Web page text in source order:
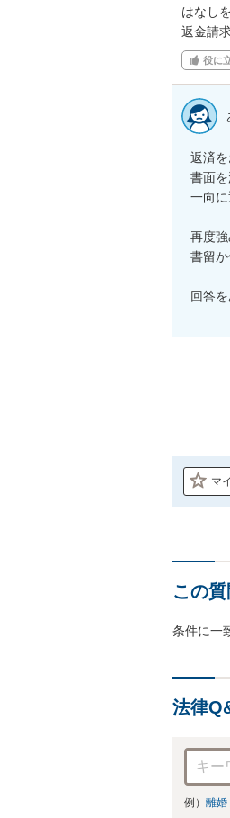
はなし
返金請
役に
返済
書面
一向に
再度
書留か
回答
マ
この
条件に一
法律
例） 離婚